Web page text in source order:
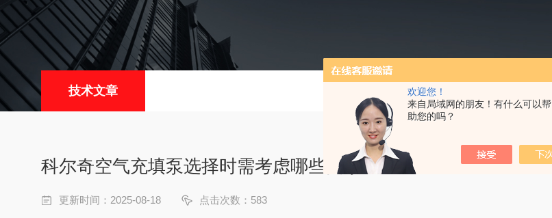
欢迎您！
来自局域网的朋友！有什么可以帮
助您的吗？
技术文章
科尔奇空气充填泵选择时需考虑哪些因素？
更新时间：2025-08-18 点击次数：583